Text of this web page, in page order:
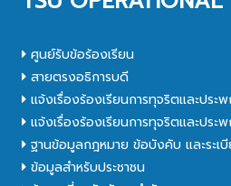
ศูนย์รับข้อร้องเรียน
สายตรงอธิการบดี
แจ้งเรื่องร้องเรียนการทุจริตและปร
แจ้งเรื่องร้องเรียนการทุจริตและปร
ฐานข้อมูลกฎหมาย ข้อบังคับ และระเ
ข้อมูลสำหรับประชาชน